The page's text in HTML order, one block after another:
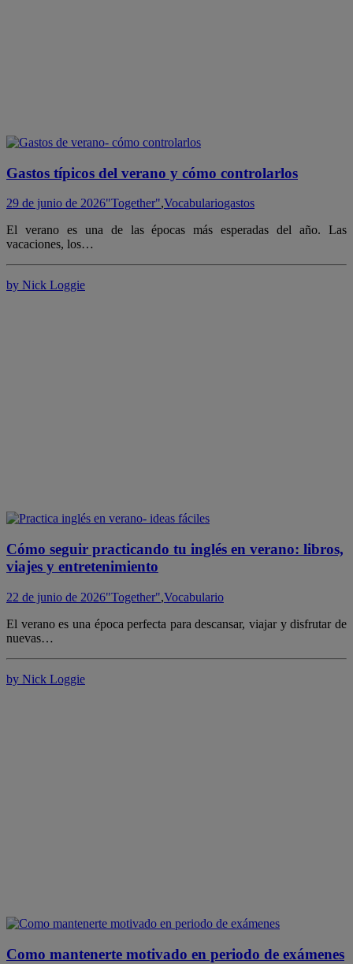
Gastos típicos del verano y cómo controlarlos
29 de junio de 2026"Together",Vocabulariogastos
El verano es una de las épocas más esperadas del año. Las
vacaciones, los…
by Nick Loggie
Cómo seguir practicando tu inglés en verano: libros,
viajes y entretenimiento
22 de junio de 2026"Together",Vocabulario
El verano es una época perfecta para descansar, viajar y disfrutar de
nuevas…
by Nick Loggie
Como mantenerte motivado en periodo de exámenes